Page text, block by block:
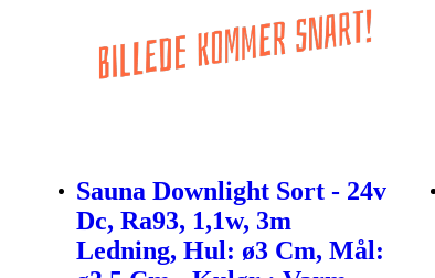
Sauna Downlight Sort - 24v
Dc, Ra93, 1,1w, 3m
Ledning, Hul: ø3 Cm, Mål: